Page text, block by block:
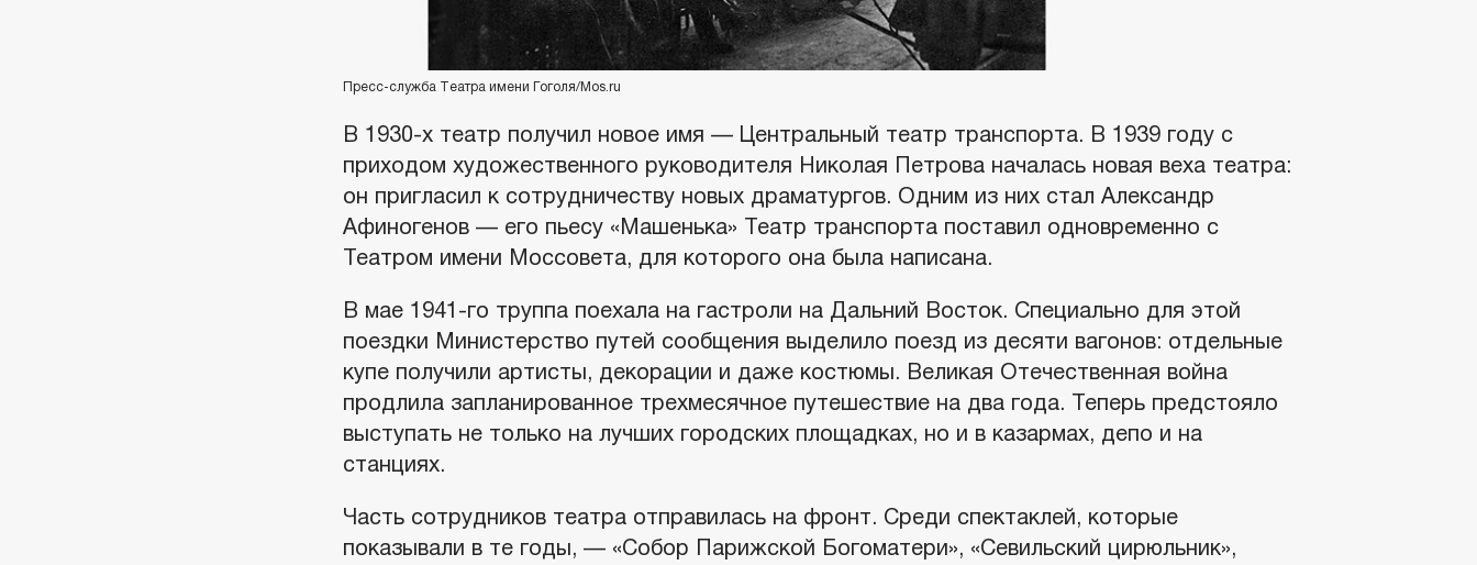
Пресс-служба Театра имени Гоголя/Mos.ru
В 1930-х театр получил новое имя — Центральный театр транспорта. В 1939 году с
приходом художественного руководителя Николая Петрова началась новая веха театра:
он пригласил к сотрудничеству новых драматургов. Одним из них стал Александр
Афиногенов — его пьесу «Машенька» Театр транспорта поставил одновременно с
Театром имени Моссовета, для которого она была написана.
В мае 1941-го труппа поехала на гастроли на Дальний Восток. Специально для этой
поездки Министерство путей сообщения выделило поезд из десяти вагонов: отдельные
купе получили артисты, декорации и даже костюмы. Великая Отечественная война
продлила запланированное трехмесячное путешествие на два года. Теперь предстояло
выступать не только на лучших городских площадках, но и в казармах, депо и на
станциях.
Часть сотрудников театра отправилась на фронт. Среди спектаклей, которые
показывали в те годы, — «Собор Парижской Богоматери», «Севильский цирюльник»,